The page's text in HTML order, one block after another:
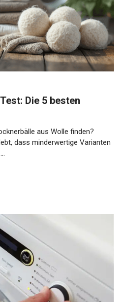
Die 5 besten
aus Wolle finden?
dass minderwertige Varianten